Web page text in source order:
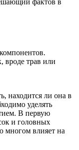
вроде трав или
находится ли она в
уделять
В первую
и головных
многом влияет на